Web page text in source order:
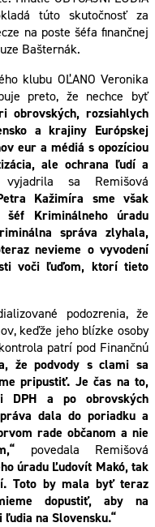
túto skutočnosť za
na poste šéfa finančnej
Bašternák.
klubu OĽANO Veronika
preto, že nechce byť
obrovských, rozsiahlych
a krajiny Európskej
eur a médiá s opozíciou
ale ochrana ľudí a
sa Remišová
Kažimíra sme však
Kriminálneho úradu
správa zlyhala,
nevieme o vyvodení
voči ľuďom, ktorí tieto
podozrenia, že
keďže jeho blízke osoby
patrí pod Finančnú
že podvody s clami sa
pripustiť. Je čas na to,
DPH a po obrovských
dala do poriadku a
rade občanom a nie
povedala Remišová
úradu Ľudovít Makó, tak
Toto by mala byť teraz
dopustiť, aby na
na Slovensku.“